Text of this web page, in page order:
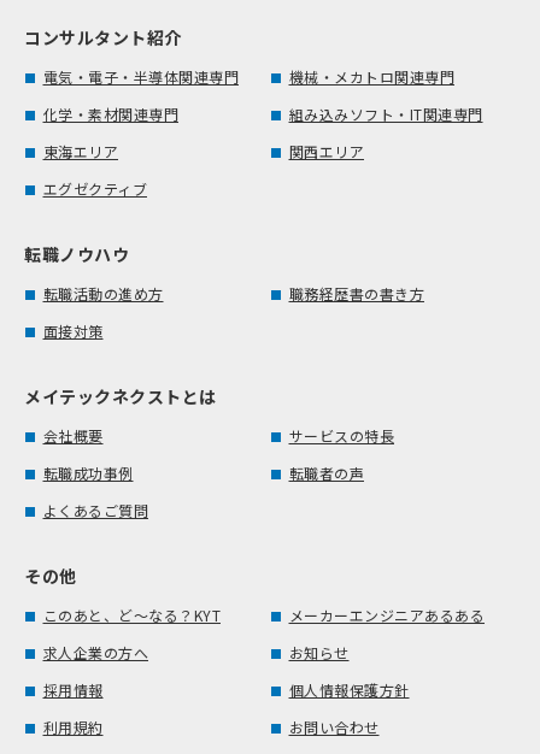
コンサルタント紹介
電気・電子・半導体関連専門
機械・メカトロ関連専門
化学・素材関連専門
組み込みソフト・IT関連専門
東海エリア
関西エリア
エグゼクティブ
転職ノウハウ
転職活動の進め方
職務経歴書の書き方
面接対策
メイテックネクストとは
会社概要
サービスの特長
転職成功事例
転職者の声
よくあるご質問
その他
このあと、ど～なる？KYT
メーカーエンジニアあるある
求人企業の方へ
お知らせ
採用情報
個人情報保護方針
利用規約
お問い合わせ